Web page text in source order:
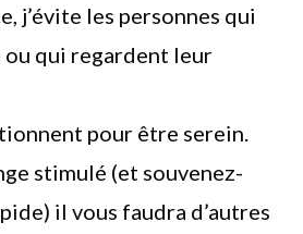
j’évite les personnes qui
ou qui regardent leur
pour être serein.
stimulé (et souvenez-
il vous faudra d’autres